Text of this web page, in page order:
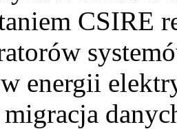
CSIRE
energii